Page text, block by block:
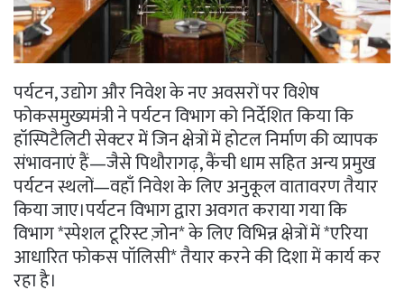
पर्यटन, उद्योग और निवेश के नए अवसरों पर विशेष
फोकसमुख्यमंत्री ने पर्यटन विभाग को निर्देशित किया कि
हॉस्पिटैलिटी सेक्टर में जिन क्षेत्रों में होटल निर्माण की व्यापक
संभावनाएं हैं—जैसे पिथौरागढ़, कैंची धाम सहित अन्य प्रमुख
पर्यटन स्थलों—वहाँ निवेश के लिए अनुकूल वातावरण तैयार
किया जाए।पर्यटन विभाग द्वारा अवगत कराया गया कि
विभाग *स्पेशल टूरिस्ट ज़ोन* के लिए विभिन्न क्षेत्रों में *एरिया
आधारित फोकस पॉलिसी* तैयार करने की दिशा में कार्य कर
रहा है।